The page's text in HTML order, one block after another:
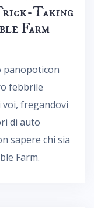
Taking
Farm
panopoticon
febbrile
fregandovi
di auto
sapere chi sia
Farm.